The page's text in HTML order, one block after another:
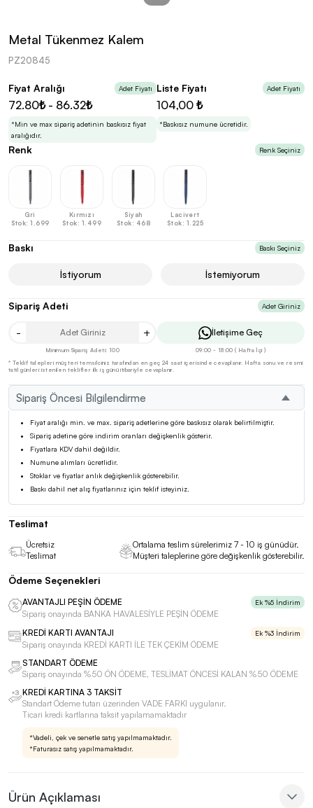
kolayca belirleyebilirsin.
En Uygun Fiyatlarla
Teklif Al!
3 Promozone’da bulduktan sonra, uzman ekibimiz
sadece sitemiz üzerinden teklif almanı bekliyor.
Sonraki Adıma İlerle
Metal Tükenmez Kalem
PZ20845
Ürün Açıklaması
Fiyat Aralığı Adet Fiyatı
72.80₺ - 86.32₺
*Min ve max sipariş adetinin baskısız fiyat
aralığıdır.
Liste Fiyatı Adet Fiyatı
104,00 ₺
*Baskısız numune ücretidir.
Sipariş Öncesi Bilgilendirme
Fiyat aralığı min. ve max. sipariş adetlerine göre baskısız olarak belirtilmiştir.
Sipariş adetine göre indirim oranları değişkenlik gösterir.
Fiyatlara KDV dahil değildir.
Numune alımları ücretlidir.
Stoklar ve fiyatlar anlık değişkenlik gösterebilir.
Baskı dahil net alış fiyatlarınız için teklif isteyiniz.
Renk Renk Seçiniz
Gri
Stok: 1.699
Kırmızı
Stok: 1.499
Siyah
Stok: 468
Lacivert
Stok: 1.225
Baskı Baskı Seçiniz
İstiyorum İstemiyorum
Sipariş Adeti Adet Giriniz
- +
Minimum Sipariş Adeti: 100
İletişime Geç
09:00 - 18:00 ( Hafta İçi )
* Teklif talepleri müşteri temsilciniz tarafından en geç 24 saat içerisinde cevaplanır. Hafta sonu ve resmi
tatil günleri istenilen teklifler ilk iş günü itibariyle cevaplanır.
Teslimat
Ücretsiz
Teslimat
Ortalama teslim sürelerimiz 7 - 10 iş günüdür.
Müşteri taleplerine göre değişkenlik gösterebilir.
Ödeme Seçenekleri
AVANTAJLI PEŞİN ÖDEME Ek %5 İndirim
Sipariş onayında BANKA HAVALESİYLE PEŞİN ÖDEME
KREDİ KARTI AVANTAJI
Ek %3 İndirim
Sipariş onayında KREDİ KARTI İLE TEK ÇEKİM ÖDEME
STANDART ÖDEME
Sipariş onayında %50 ÖN ÖDEME, TESLİMAT ÖNCESİ KALAN %50 ÖDEME
KREDİ KARTINA 3 TAKSİT
Standart Ödeme tutarı üzerinden VADE FARKI uygulanır.
Ticari kredi kartlarına taksit yapılamamaktadır
*Vadeli, çek ve senetle satış yapılmamaktadır.
*Faturasız satış yapılmamaktadır.